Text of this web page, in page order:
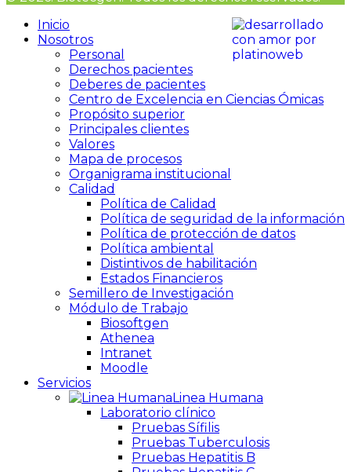
Inicio
Nosotros
Personal
Derechos pacientes
Deberes de pacientes
Centro de Excelencia en Ciencias Ómicas
Propósito superior
Principales clientes
Valores
Mapa de procesos
Organigrama institucional
Calidad
Política de Calidad
Política de seguridad de la información
Política de protección de datos
Política ambiental
Distintivos de habilitación
Estados Financieros
Semillero de Investigación
Módulo de Trabajo
Biosoftgen
Athenea
Intranet
Moodle
Servicios
Linea Humana
Laboratorio clínico
Pruebas Sífilis
Pruebas Tuberculosis
Pruebas Hepatitis B